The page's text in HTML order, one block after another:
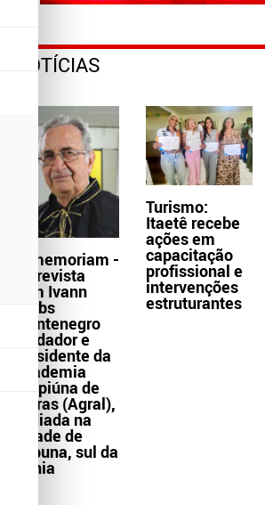
NOTÍCIAS
In memoriam -
Entrevista
com Ivann
Krebs
Montenegro
fundador e
presidente da
Academia
Grapiúna de
Letras (Agral),
sediada na
cidade de
Itabuna, sul da
Bahia
Turismo:
Itaetê recebe
ações em
capacitação
profissional e
intervenções
estruturantes